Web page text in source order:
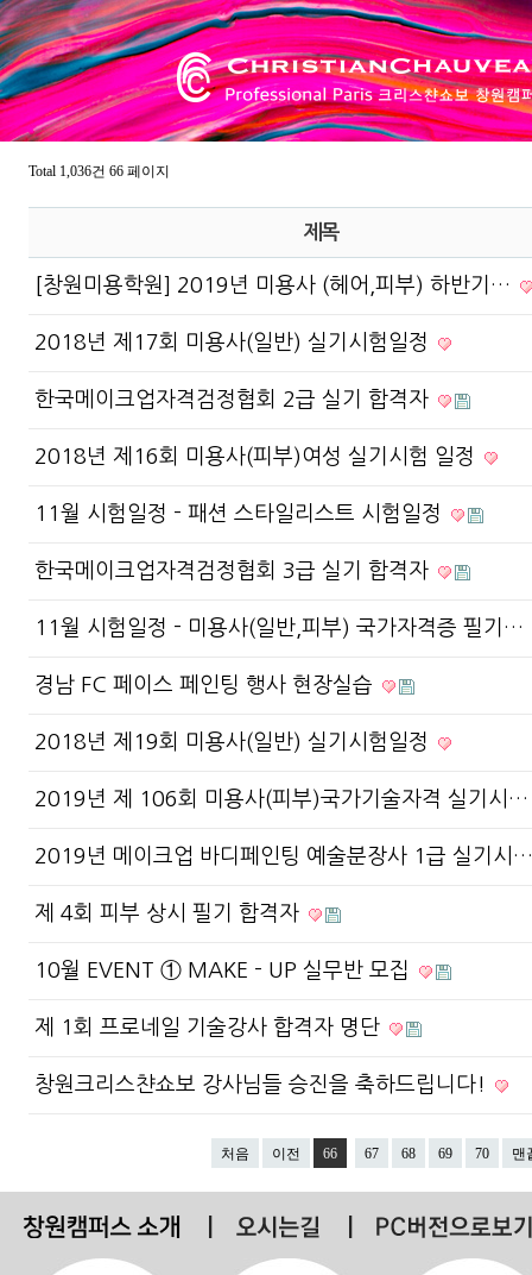
Total 1,036건 66 페이지
제목
[창원미용학원] 2019년 미용사 (헤어,피부) 하반기…
2018년 제17회 미용사(일반) 실기시험일정
한국메이크업자격검정협회 2급 실기 합격자
2018년 제16회 미용사(피부)여성 실기시험 일정
11월 시험일정 - 패션 스타일리스트 시험일정
한국메이크업자격검정협회 3급 실기 합격자
11월 시험일정 - 미용사(일반,피부) 국가자격증 필기…
경남 FC 페이스 페인팅 행사 현장실습
2018년 제19회 미용사(일반) 실기시험일정
2019년 제 106회 미용사(피부)국가기술자격 실기시
2019년 메이크업 바디페인팅 예술분장사 1급 실기시
제 4회 피부 상시 필기 합격자
10월 EVENT ① MAKE - UP 실무반 모집
제 1회 프로네일 기술강사 합격자 명단
창원크리스챤쇼보 강사님들 승진을 축하드립니다!
처음 이전 66 67 68 69 70 맨